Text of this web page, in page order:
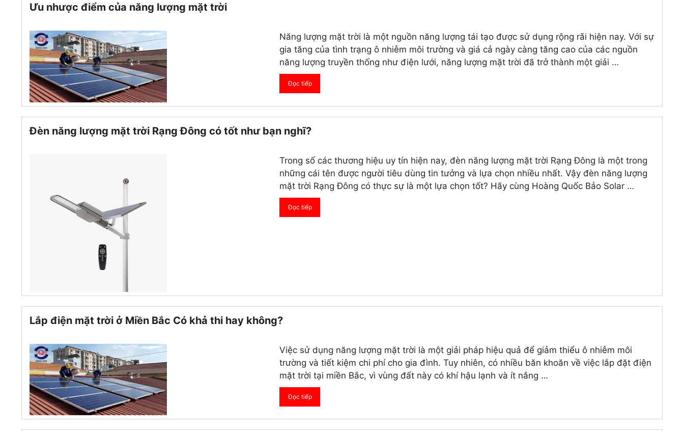
Ưu nhược điểm của năng lượng mặt trời
Năng lượng mặt trời là một nguồn năng lượng tái tạo được sử dụng rộng rãi hiện nay. Với sự
gia tăng của tình trạng ô nhiễm môi trường và giá cả ngày càng tăng cao của các nguồn
năng lượng truyền thống như điện lưới, năng lượng mặt trời đã trở thành một giải …
Đọc tiếp
Đèn năng lượng mặt trời Rạng Đông có tốt như bạn nghĩ?
Trong số các thương hiệu uy tín hiện nay, đèn năng lượng mặt trời Rạng Đông là một trong
những cái tên được người tiêu dùng tin tưởng và lựa chọn nhiều nhất. Vậy đèn năng lượng
mặt trời Rạng Đông có thực sự là một lựa chọn tốt? Hãy cùng Hoàng Quốc Bảo Solar …
Đọc tiếp
Lắp điện mặt trời ở Miền Bắc Có khả thi hay không?
Việc sử dụng năng lượng mặt trời là một giải pháp hiệu quả để giảm thiểu ô nhiễm môi
trường và tiết kiệm chi phí cho gia đình. Tuy nhiên, có nhiều băn khoăn về việc lắp đặt điện
mặt trời tại miền Bắc, vì vùng đất này có khí hậu lạnh và ít nắng …
Đọc tiếp